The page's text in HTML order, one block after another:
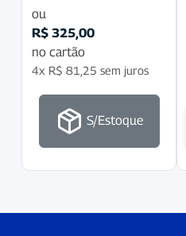
ou
R$ 325,00
no cartão
4x R$ 81,25 sem juros
S/Estoque